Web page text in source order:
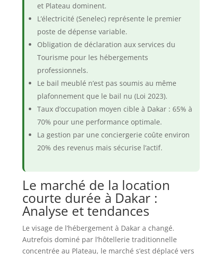
et Plateau dominent.
L’électricité (Senelec) représente le premier
poste de dépense variable.
Obligation de déclaration aux services du
Tourisme pour les hébergements
professionnels.
Le bail meublé n’est pas soumis au même
plafonnement que le bail nu (Loi 2023).
Taux d’occupation moyen cible à Dakar : 65% à
70% pour une performance optimale.
La gestion par une conciergerie coûte environ
20% des revenus mais sécurise l’actif.
Le marché de la location
courte durée à Dakar :
Analyse et tendances
Le visage de l’hébergement à Dakar a changé.
Autrefois dominé par l’hôtellerie traditionnelle
concentrée au Plateau, le marché s’est déplacé vers